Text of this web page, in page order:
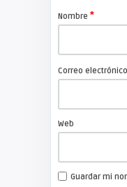
Nombre *
Correo electrónico
Web
Guardar mi